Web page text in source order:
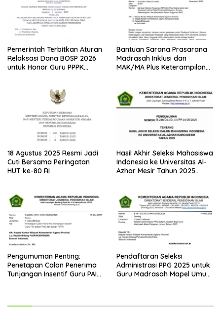
Pemerintah Terbitkan Aturan
Relaksasi Dana BOSP 2026
untuk Honor Guru PPPK
Bantuan Sarana Prasarana
Madrasah Inklusi dan
MAK/MA Plus Keterampilan
18 Agustus 2025 Resmi Jadi
Cuti Bersama Peringatan
HUT ke-80 RI
Hasil Akhir Seleksi Mahasiswa
Indonesia ke Universitas Al-
Azhar Mesir Tahun 2025
Pengumuman Penting:
Penetapan Calon Penerima
Tunjangan Insentif Guru PAI
Pendaftaran Seleksi
Administrasi PPG 2025 untuk
Guru Madrasah Mapel Umum